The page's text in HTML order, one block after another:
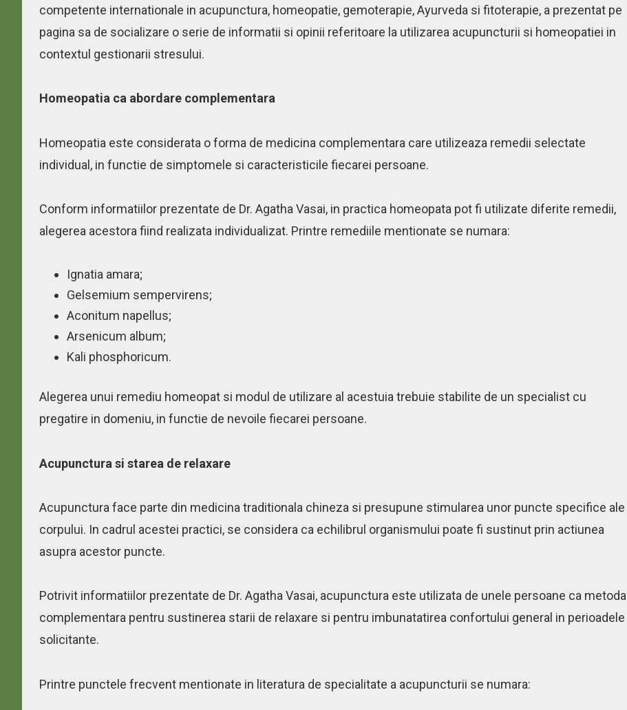
competente internationale in acupunctura, homeopatie, gemoterapie, Ayurveda si fitoterapie, a prezentat pe
pagina sa de socializare o serie de informatii si opinii referitoare la utilizarea acupuncturii si homeopatiei in
contextul gestionarii stresului.
Homeopatia ca abordare complementara
Homeopatia este considerata o forma de medicina complementara care utilizeaza remedii selectate
individual, in functie de simptomele si caracteristicile fiecarei persoane.
Conform informatiilor prezentate de Dr. Agatha Vasai, in practica homeopata pot fi utilizate diferite remedii,
alegerea acestora fiind realizata individualizat. Printre remediile mentionate se numara:
Ignatia amara;
Gelsemium sempervirens;
Aconitum napellus;
Arsenicum album;
Kali phosphoricum.
Alegerea unui remediu homeopat si modul de utilizare al acestuia trebuie stabilite de un specialist cu
pregatire in domeniu, in functie de nevoile fiecarei persoane.
Acupunctura si starea de relaxare
Acupunctura face parte din medicina traditionala chineza si presupune stimularea unor puncte specifice ale
corpului. In cadrul acestei practici, se considera ca echilibrul organismului poate fi sustinut prin actiunea
asupra acestor puncte.
Potrivit informatiilor prezentate de Dr. Agatha Vasai, acupunctura este utilizata de unele persoane ca metoda
complementara pentru sustinerea starii de relaxare si pentru imbunatatirea confortului general in perioadele
solicitante.
Printre punctele frecvent mentionate in literatura de specialitate a acupuncturii se numara: